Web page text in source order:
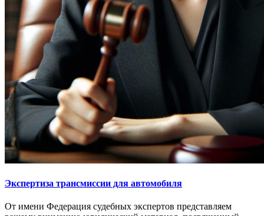
Экспертиза трансмиссии для автомобиля
От имени Федерация судебных экспертов представляем